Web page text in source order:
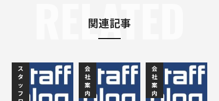
関連記事
RELATED
ス
タ
ッ
フ
会
社
案
内
会
社
案
内